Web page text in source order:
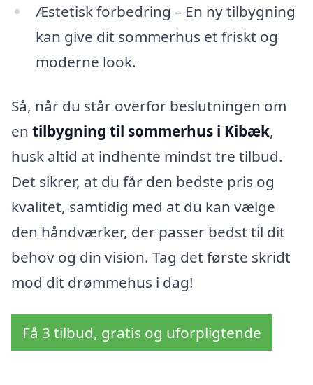
Æstetisk forbedring – En ny tilbygning
kan give dit sommerhus et friskt og
moderne look.
Så, når du står overfor beslutningen om
en tilbygning til sommerhus i Kibæk,
husk altid at indhente mindst tre tilbud.
Det sikrer, at du får den bedste pris og
kvalitet, samtidig med at du kan vælge
den håndværker, der passer bedst til dit
behov og din vision. Tag det første skridt
mod dit drømmehus i dag!
Få 3 tilbud, gratis og uforpligtende